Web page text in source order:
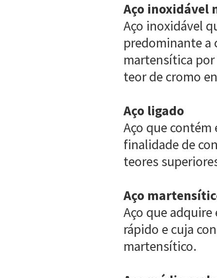
Aço inoxidável
Aço inoxidável
predominante a
martensítica
teor de cromo
Aço ligado
Aço que
finalidade de
teores
Aço
Aço que
rápido e cuja
martensítico.